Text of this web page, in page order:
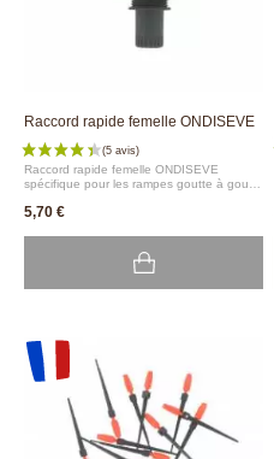
Raccord rapide femelle ONDISEVE
Raccord rapide femelle ONDISEVE
spécifique pour les rampes goutte à goutte
5,70 €